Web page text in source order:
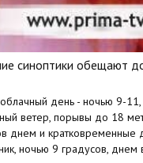
синоптики обещают
день - ночью 9-
ветер, порывы до 18
днем и кратковременные
ночью 9 градусов, днем